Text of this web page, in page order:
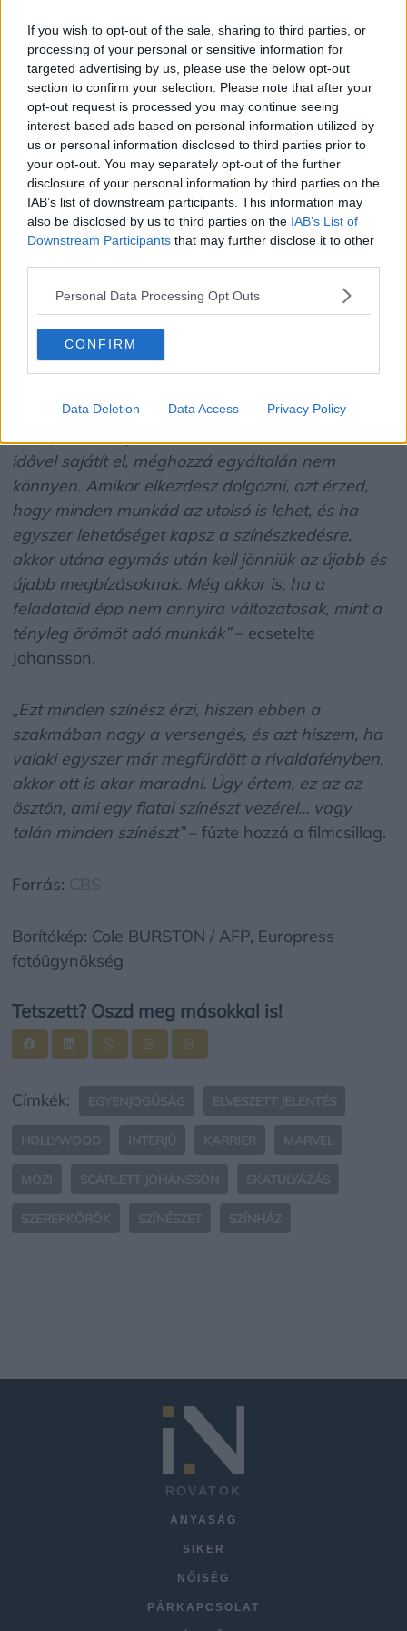
If you wish to opt-out of the sale, sharing to third parties, or
processing of your personal or sensitive information for
targeted advertising by us, please use the below opt-out
section to confirm your selection. Please note that after your
opt-out request is processed you may continue seeing
interest-based ads based on personal information utilized by
us or personal information disclosed to third parties prior to
your opt-out. You may separately opt-out of the further
disclosure of your personal information by third parties on the
IAB’s list of downstream participants. This information may
also be disclosed by us to third parties on the IAB’s List of
Downstream Participants that may further disclose it to other
Personal Data Processing Opt Outs
CONFIRM
Data Deletion Data Access Privacy Policy
egykorú színésznőknek sokkal kevesebb fajta
szerepet és lehetőséget ajánlottak fel, mint
manapság”– panaszolta Scarlett Johansson.
A világsztár hozzáfűzte: akkortájt a kortársaival
együtt meglehetősen szűk szereprepertoárból
válogathattak, mely lényegében néhány
archetípusra (a „szeretőre”, a „bombanőre”, és így
tovább) korlátozódott. Johansson aNew York-i
színházi szcénában lelt némi felüdülésre, és a
világot jelentő deszkákon állva tanulta meg, hogy
érdemes várni a gyümölcsöző szerepekre,
valamint – ha szükséges – lazítani a feszes
munkatempón, és inkább a nagy művészi
hozamú, összetettebb feladatokra
idővel sajátít el, méghozzá egyáltalán nem
könnyen. Amikor elkezdesz dolgozni, azt érzed,
hogy minden munkád az utolsó is lehet, és ha
egyszer lehetőséget kapsz a színészkedésre,
akkor utána egymás után kell jönniük az újabb és
újabb megbízásoknak. Még akkor is, ha a
feladataid épp nem annyira változatosak, mint a
tényleg örömöt adó munkák”– ecsetelte
Johansson.
„Ezt minden színész érzi, hiszen ebben a
szakmában nagy a versengés, és azt hiszem, ha
valaki egyszer már megfürdött a rivaldafényben,
akkor ott is akar maradni. Úgy értem, ez az az
ösztön, ami egy fiatal színészt vezérel… vagy
talán minden színészt”– fűzte hozzá a filmcsillag.
Forrás:
Borítókép: Cole BURSTON / AFP, Europress
fotóügynökség
Tetszett? Oszd meg másokkal is!
Címkék: EGYENJOGÚSÁG ELVESZETT JELENTÉS
HOLLYWOOD INTERJÚ KARRIER MARVEL
MOZI SCARLETT JOHANSSON SKATULYÁZÁS
SZEREPKÖRÖK SZÍNÉSZET SZÍNHÁZ
ROVATOK
ANYASÁG
SIKER
NŐISÉG
PÁRKAPCSOLAT